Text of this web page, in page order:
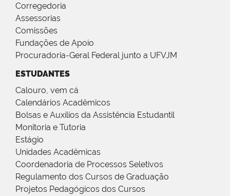
Corregedoria
Assessorias
Comissões
Fundações de Apoio
Procuradoria-Geral Federal junto a UFVJM
ESTUDANTES
Calouro, vem cá
Calendários Acadêmicos
Bolsas e Auxílios da Assistência Estudantil
Monitoria e Tutoria
Estágio
Unidades Acadêmicas
Coordenadoria de Processos Seletivos
Regulamento dos Cursos de Graduação
Projetos Pedagógicos dos Cursos